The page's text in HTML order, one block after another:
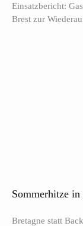
Einsatzbericht:
Brest zur
Sommerhitze in
Bretagne statt